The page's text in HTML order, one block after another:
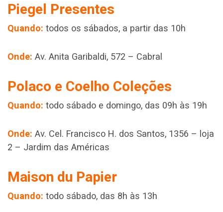
Piegel Presentes
Quando: todos os sábados, a partir das 10h
Onde: Av. Anita Garibaldi, 572 – Cabral
Polaco e Coelho Coleções
Quando: todo sábado e domingo, das 09h às 19h
Onde: Av. Cel. Francisco H. dos Santos, 1356 – loja
2 – Jardim das Américas
Maison du Papier
Quando: todo sábado, das 8h às 13h